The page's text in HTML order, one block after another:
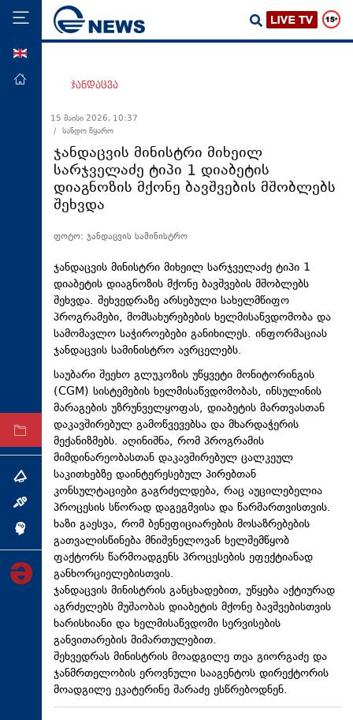
მთავარი
ეკონომიკა
მსოფლიო
ჯანდაცვა
საზოგადოება
სამართალი
თავდაცვა
რეგიონი
კულტურა
ტაბლოიდი
არქივი
თემა
ინტერვიუ
ინქვიზიცია
ჯანდაცვა
15 მაისი 2026, 10:37
/ სანდო წყარო
ჯანდაცვის მინისტრი მიხეილ
სარჯველაძე ტიპი 1 დიაბეტის
დიაგნოზის მქონე ბავშვების მშობლებს
შეხვდა
ფოტო: ჯანდაცვის სამინისტრო
ჯანდაცვის მინისტრი მიხეილ სარჯველაძე ტიპი 1
დიაბეტის დიაგნოზის მქონე ბავშვების მშობლებს
შეხვდა. შეხვედრაზე არსებული სახელმწიფო
პროგრამები, მომსახურებების ხელმისაწვდომობა და
სამომავლო საჭიროებები განიხილეს. ინფორმაციას
ჯანდაცვის სამინისტრო ავრცელებს.
საუბარი შეეხო გლუკოზის უწყვეტი მონიტორინგის
(CGM) სისტემების ხელმისაწვდომობას, ინსულინის
მარაგების უზრუნველყოფას, დიაბეტის მართვასთან
დაკავშირებულ გამოწვევებსა და მხარდაჭერის
მექანიზმებს. აღინიშნა, რომ პროგრამის
მიმდინარეობასთან დაკავშირებულ ცალკეულ
საკითხებზე დაინტერესებულ პირებთან
კონსულტაციები გაგრძელდება, რაც აუცილებელია
პროცესის სწორად დაგეგმვისა და წარმართვისთვის.
ხაზი გაესვა, რომ ბენეფიციარების მოსაზრებების
გათვალისწინება მნიშვნელოვან ხელშემწყობ
ფაქტორს წარმოადგენს პროცესების ეფექტიანად
განხორციელებისთვის.
ჯანდაცვის მინისტრის განცხადებით, უწყება აქტიურად
აგრძელებს მუშაობას დიაბეტის მქონე ბავშვებისთვის
ხარისხიანი და ხელმისაწვდომი სერვისების
განვითარების მიმართულებით.
შეხვედრას მინისტრის მოადგილე თეა გიორგაძე და
ჯანმრთელობის ეროვნული სააგენტოს დირექტორის
მოადგილე ეკატერინე შარაძე ესწრებოდნენ.